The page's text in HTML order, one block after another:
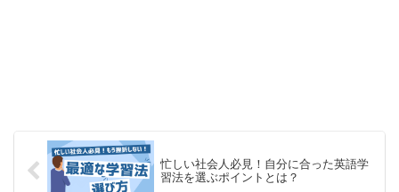
忙しい社会人必見！自分に合った英語学
習法を選ぶポイントとは？